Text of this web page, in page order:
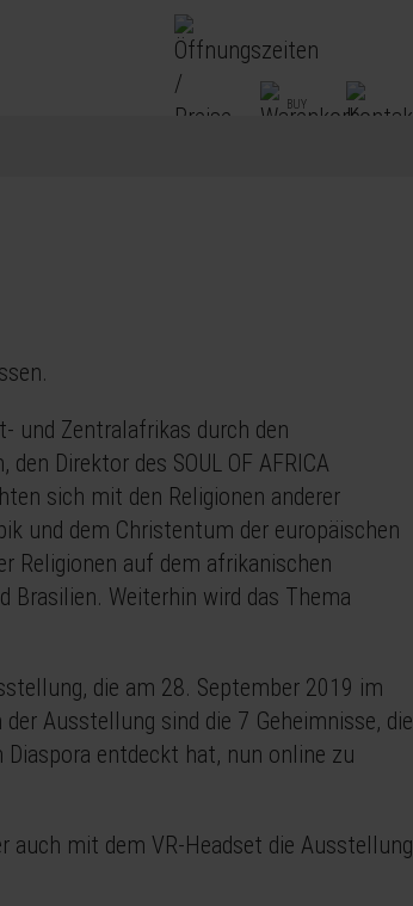
und Zentralafrikas durch den
Direktor des SOUL OF AFRICA
sich mit den Religionen anderer
und dem Christentum der europäischen
Religionen auf dem afrikanischen
Brasilien. Weiterhin wird das Thema
die am 28. September 2019 im
Ausstellung sind die 7 Geheimnisse, die
entdeckt hat, nun online zu
auch mit dem VR-Headset die Ausstellung